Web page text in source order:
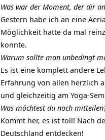
Was war der Moment, der dir
Gestern habe ich an eine
Möglichkeit hatte da mal
konnte.
Warum sollte man unbedingt
Es ist eine komplett andere
Erfahrung von allen herzlich
und gleichzeitig am Yoga-
Was möchtest du noch
Kommt her, es ist toll! Nach
Deutschland entdecken!